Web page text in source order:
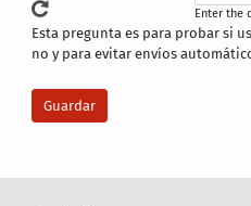
Enter the
Esta pregunta es para probar si
no y para evitar envíos